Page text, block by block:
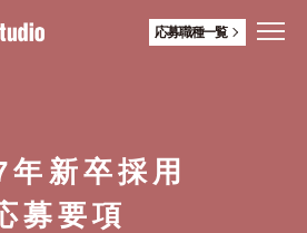
応募職種一覧
新卒採用
募要項